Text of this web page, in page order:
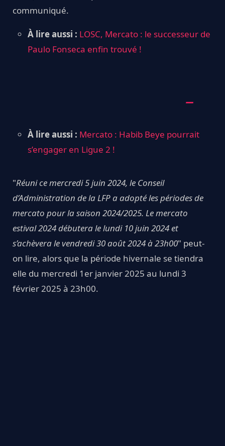
communiqué.
À lire aussi : LOSC, Mercato : le successeur de
Paulo Fonseca enfin trouvé !
À lire aussi : Mercato : Habib Beye pourrait
s’engager en Ligue 2 !
"Réuni ce mercredi 5 juin 2024, le Conseil
d’Administration de la LFP a adopté les périodes de
mercato pour la saison 2024/2025. Le mercato
estival 2024 débutera le lundi 10 juin 2024 et
s’achèvera le vendredi 30 août 2024 à 23h00" peut-
on lire, alors que la période hivernale se tiendra
elle du mercredi 1er janvier 2025 au lundi 3
février 2025 à 23h00.